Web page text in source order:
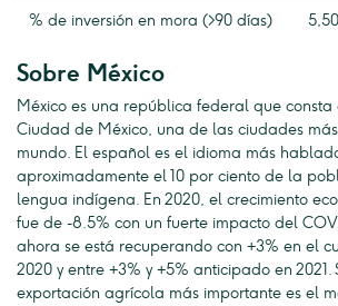
% de inversión en mora (>90 días)
Sobre México
México es una república federal que consta
Ciudad de México, una de las ciudades
mundo. El español es el idioma más
aproximadamente el 10 por ciento de la
lengua indígena. En 2020, el crecimiento
fue de -8.5% con un fuerte impacto del
ahora se está recuperando con +3% en el
2020 y entre +3% y +5% anticipado en 2021.
exportación agrícola más importante es el